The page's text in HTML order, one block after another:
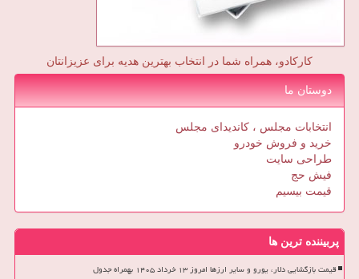
کارکادو، همراه شما در انتخاب بهترین هدیه برای عزیزانتان
دوستان ما
انتخابات مجلس ، کاندیدای مجلس
خرید و فروش خودرو
طراحی سایت
فیش حج
قیمت بیسیم
پربیننده ترین ها
قیمت بازگشایی دلار، یورو و سایر ارزها امروز ۱۳ خرداد ۱۴۰۵ بهمراه جدول